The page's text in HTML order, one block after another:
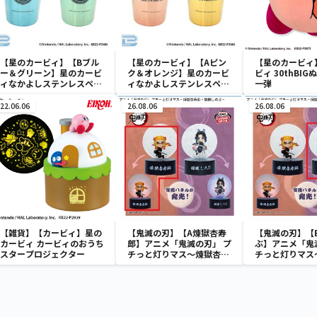
【星のカービィ】【Bブル
ー＆グリーン】星のカービ
ィなかよしステンレスペア
【星のカービィ】【Aピン
ク＆オレンジ】星のカービ
ィなかよしステンレスペア
タンブラー
【星のカービ
ビィ 30thBIG
一弾
22.06.06
【雑貨】【カービィ】星の
カービィ カービィのおうち
スタープロジェクター
26.08.06
【鬼滅の刃】【A煉獄杏寿
郎】アニメ「鬼滅の刃」 プ
チっと灯りマス～煉獄杏寿
郎・胡蝶しのぶ～
26.08.06
【鬼滅の刃】
ぶ】アニメ「鬼
チっと灯りマ
郎・胡蝶しのぶ